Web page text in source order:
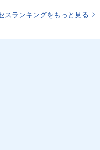
スランキングをもっと見る